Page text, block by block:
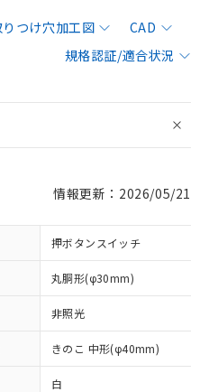
りつけ穴加工図
CAD
規格認証/適合状況
情報更新：2026/05/21
押ボタンスイッチ
丸胴形(φ30mm)
非照光
きのこ 中形(φ40mm)
白